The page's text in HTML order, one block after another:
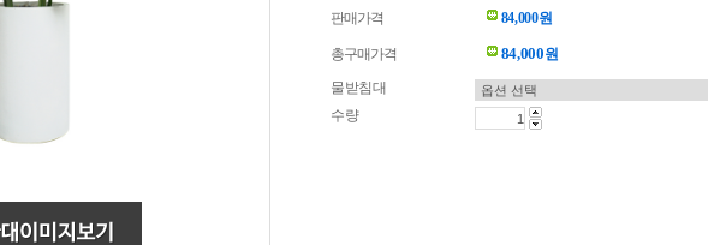
판매가격 84,000원
총구매가격 84,000원
물받침대
수량